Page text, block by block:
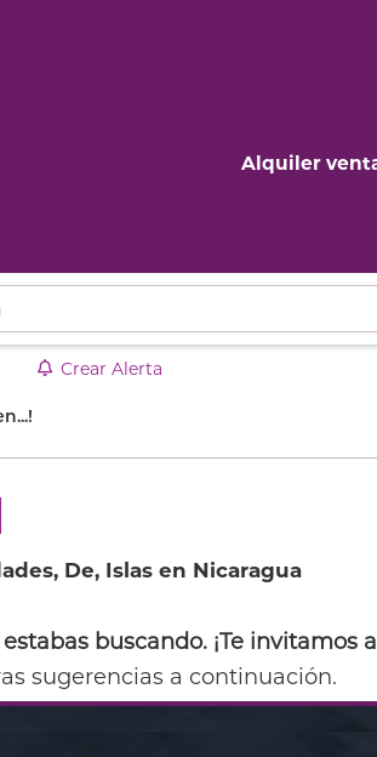
Alquiler
Crear Alerta
De, Islas en Nicaragua
buscando. ¡Te invitamos
sugerencias a continuación.